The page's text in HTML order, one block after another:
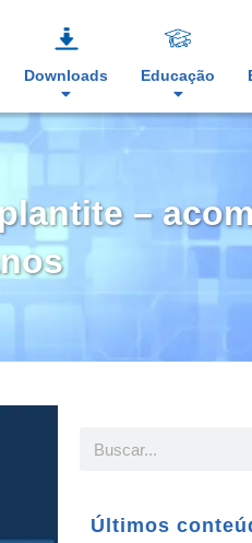
Downloads Educação
–
Últimos